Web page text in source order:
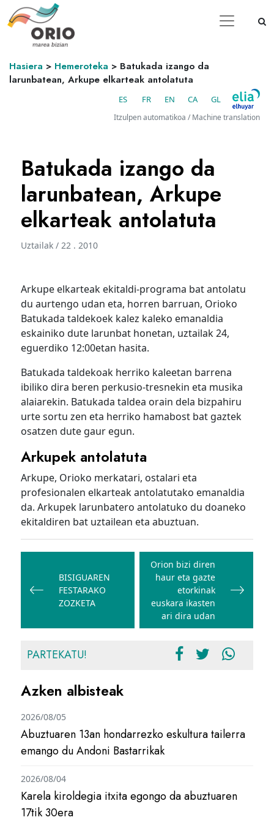
Hasiera > Hemeroteka > Batukada izango da
larunbatean, Arkupe elkarteak antolatuta
ES FR EN CA GL
Itzulpen automatikoa / Machine translation
Batukada izango da
larunbatean, Arkupe
elkarteak antolatuta
Uztailak / 22 . 2010
Arkupe elkarteak ekitaldi-programa bat antolatu
du aurtengo udan eta, horren barruan, Orioko
Batukada taldekoek kalez kaleko emanaldia
eskainiko dute larunbat honetan, uztailak 24,
eguerdiko 12:00etan hasita.
Batukada taldekoak herriko kaleetan barrena
ibiliko dira beren perkusio-tresnekin eta musika
alaiarekin. Batukada taldea orain dela bizpahiru
urte sortu zen eta herriko hamabost bat gaztek
osatzen dute gaur egun.
Arkupek antolatuta
Arkupe, Orioko merkatari, ostalari eta
profesionalen elkarteak antolatutako emanaldia
da. Arkupek larunbatero antolatuko du doaneko
ekitaldiren bat uztailean eta abuztuan.
Bidalketetan
nabigatuBISIGUAREN
FESTARAKO
ZOZKETA
Orion bizi diren
haur eta gazte
etorkinak
euskara ikasten
ari dira udan
PARTEKATU!
Azken albisteak
Abuztuaren 13an hondarrezko eskultura tailerra
emango du Andoni Bastarrikak
2026/08/05
Karela kiroldegia itxita egongo da abuztuaren
17tik 30era
2026/08/04